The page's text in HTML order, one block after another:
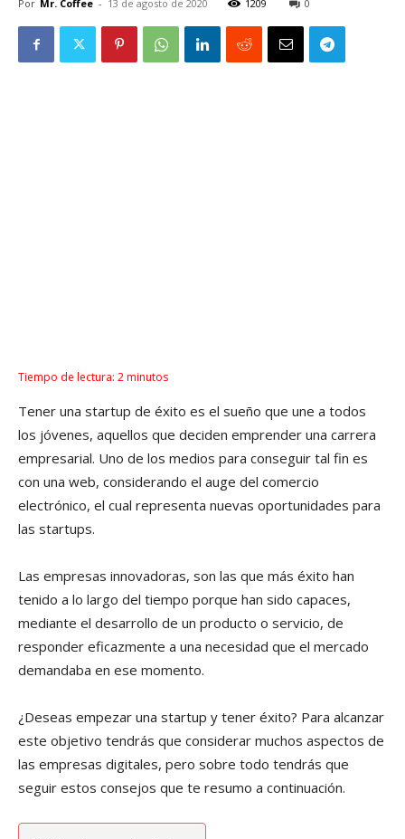
Por Mr. Coffee - 13 de agosto de 2020 1209 0
Tiempo de lectura: 2minutos
Tener una startup de éxito es el sueño que une a todos
los jóvenes, aquellos que deciden emprender una carrera
empresarial. Uno de los medios para conseguir tal fin es
con una web, considerando el auge del comercio
electrónico, el cual representa nuevas oportunidades para
las startups.
Las empresas innovadoras, son las que más éxito han
tenido a lo largo del tiempo porque han sido capaces,
mediante el desarrollo de un producto o servicio, de
responder eficazmente a una necesidad que el mercado
demandaba en ese momento.
¿Deseas empezar una startup y tener éxito? Para alcanzar
este objetivo tendrás que considerar muchos aspectos de
las empresas digitales, pero sobre todo tendrás que
seguir estos consejos que te resumo a continuación.